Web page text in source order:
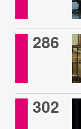
286
302